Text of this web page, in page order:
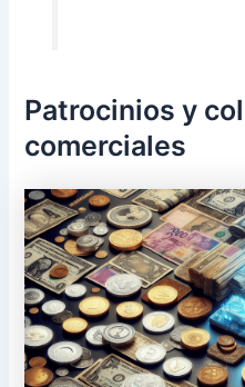
Patrocinios y
comerciales